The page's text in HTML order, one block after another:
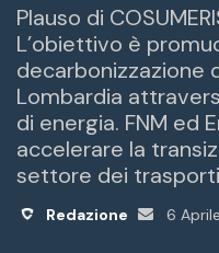
Plauso di
L’obiettivo è
decarbonizzazione
Lombardia
di energia. FNM ed
accelerare la
settore dei trasporti
Redazione
Invia
6